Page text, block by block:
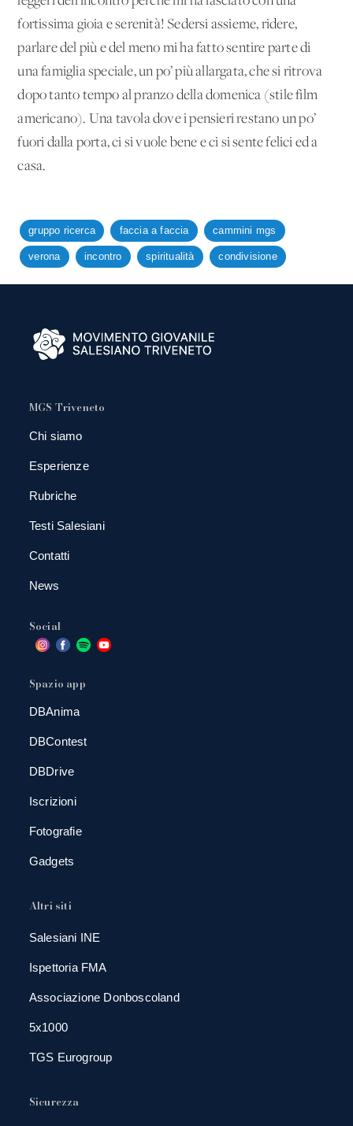
fortissima gioia e serenità! Sedersi assieme, ridere,
parlare del più e del meno mi ha fatto sentire parte di
una famiglia speciale, un po’ più allargata, che si ritrova
dopo tanto tempo al pranzo della domenica (stile film
americano). Una tavola dove i pensieri restano un po’
fuori dalla porta, ci si vuole bene e ci si sente felici ed a
casa.
gruppo ricerca faccia a faccia cammini mgs
verona incontro spiritualità condivisione
MGS Triveneto
Chi siamo
Esperienze
Rubriche
Testi Salesiani
Contatti
News
Social
Spazio app
DBAnima
DBContest
DBDrive
Iscrizioni
Fotografie
Gadgets
Altri siti
Salesiani INE
Ispettoria FMA
Associazione Donboscoland
5x1000
TGS Eurogroup
Sicurezza